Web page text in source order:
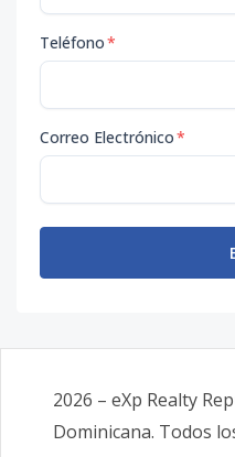
Teléfono*
Correo Electrónico*
2026 – eXp Realty
Dominicana. Todos